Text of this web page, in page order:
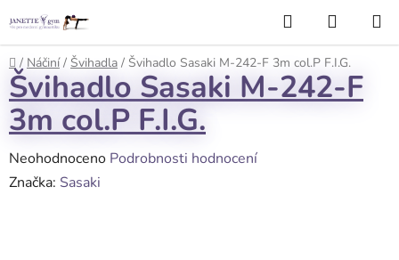
na
obsah
Hledat
KOŠÍK
Domů
/ Náčiní / Švihadla / Švihadlo Sasaki M-242-F 3m col.P F.I.G.
Švihadlo Sasaki M-242-F
3m col.P F.I.G.
Průměrné
hodnocení
Neohodnoceno Podrobnosti hodnocení
Značka: Sasaki